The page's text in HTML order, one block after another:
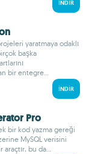
İNDIR
yaratmaya odaklı
başka
bir entegre...
İNDIR
Pro
bir kod yazma gereği
MySQL verisini
bu da...